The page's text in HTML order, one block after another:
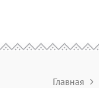
Главная